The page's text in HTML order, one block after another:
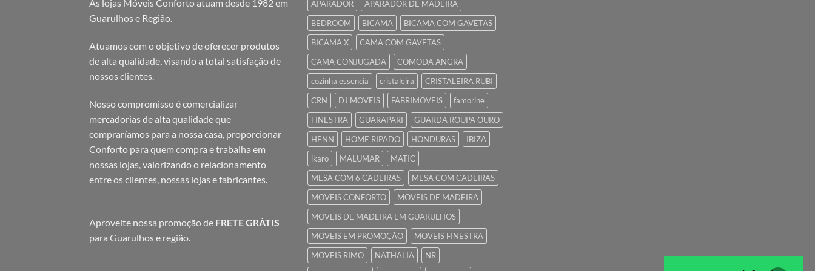
As lojas Móveis Conforto atuam desde 1982 em
Guarulhos e Região.
Atuamos com o objetivo de oferecer produtos
de alta qualidade, visando a total satisfação de
nossos clientes.
Nosso compromisso é comercializar
mercadorias de alta qualidade que
compraríamos para a nossa casa, proporcionar
Conforto para quem compra e trabalha em
nossas lojas, valorizando o relacionamento
entre os clientes, nossas lojas e fabricantes.
Aproveite nossa promoção de FRETE GRÁTIS
para Guarulhos e região.
APARADOR
APARADOR DE MADEIRA
BEDROOM
BICAMA
BICAMA COM GAVETAS
BICAMA X
CAMA COM GAVETAS
CAMA CONJUGADA
COMODA ANGRA
cozinha essencia
cristaleira
CRISTALEIRA RUBI
CRN
DJ MOVEIS FABRIMOVEIS
famorine
FINESTRA
GUARAPARI
GUARDA ROUPA OURO
HENN
HOME RIPADO HONDURAS
IBIZA
ikaro
MALUMAR
MATIC
MESA COM 6 CADEIRAS
MESA COM CADEIRAS
MOVEIS CONFORTO
MOVEIS DE MADEIRA
MOVEIS DE MADEIRA EM GUARULHOS
MOVEIS EM PROMOÇÃO
MOVEIS FINESTRA
MOVEIS RIMO
NATHALIA
NR